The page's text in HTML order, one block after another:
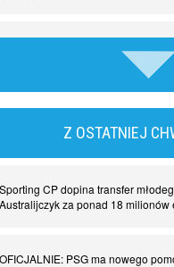
owca cała?
Z OSTATNIEJ
Sporting CP dopina transfer
Australijczyk za ponad 18 milionów
OFICJALNIE: PSG ma nowego